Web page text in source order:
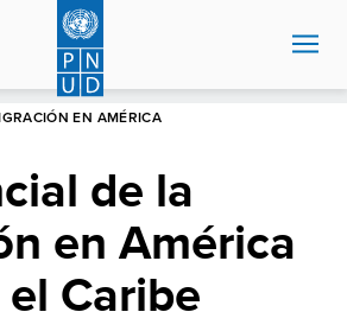
EN AMÉRICA
de la
en América
Caribe